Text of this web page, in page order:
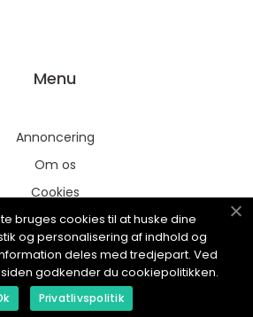
Menu
Annoncering
Om os
Cookies
Kontakt os
Sitemap
bruges cookies til at huske dine
og personalisering af indhold og
deles med tredjepart. Ved
godkender du cookiepolitikken.
Privatlivspolitik